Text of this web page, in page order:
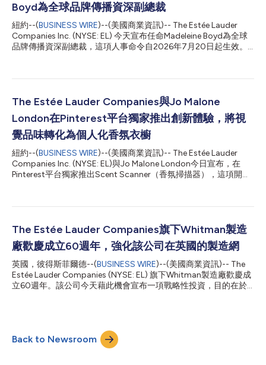
Boyd為全球品牌傳播資深副總裁
紐約--(BUSINESS WIRE)--(美國商業資訊)-- The Estée Lauder
Companies Inc. (NYSE: EL) 今天宣布任命Madeleine Boyd為全球
品牌傳播資深副總裁，這項人事命令自2026年7月20日起生效。
合的全球品牌傳播團隊。她將確保該公司多元化的品牌組合遵循統
事，贏得媒體關注並建立文化相關性和品牌魅力。此外，她也將加
強與創作者的互動，讓該公司的品牌站在塑造文化的前線，成為萬
眾矚目的焦點。 Boyd女士積累美容、奢侈品及生活風格相關的豐
富經驗，能力橫跨品牌策略、傳播、消費者互動及文化洞察。在接
受這項任命之前，她擔任Together Group的全球美容與健康業務
資深副總裁，統領該集團旗下15家一流代理商與顧問公司的美容與
健康業務，主導戰略制定、業務成長及市場定位。 在加入
Together Group之前，Boyd女士有將近七年的時間任職於引領業
The Estée Lauder Companies與Jo Malone
London在Pinterest平台獨家推出創新體驗，將視
覺品味轉化為個人化香氛衣櫥
紐約--(BUSINESS WIRE)--(美國商業資訊)-- The Estée Lauder
Companies Inc. (NYSE: EL)與Jo Malone London今日宣布，在
Pinterest平台獨家推出Scent Scanner（香氛掃描器），這項開創
London香氛推薦。 在2025年推出的Jo Malone London AI Scent
者尋找個人化的香氛提供了一種全新方式，將尋香的起點從文字描
述轉為視覺影像。如果說AI Scent Advisor是邀請消費者用語言描
述他們正在尋找的香氣，那麼Scent Scanner則是透過解讀視覺靈
感——包括影像、色調、質感、旅行場景、儀式感和美學風格
——來推薦最適合每個人的香氛。 這款專為Pinterest客製化的體
驗透過個人化的數位旅程，將Jo Malone London在香氛探索方面
的專業優勢生動呈現。在獲得使...
The Estée Lauder Companies旗下Whitman製造
廠歡慶成立60週年，強化該公司在英國的製造網
英國，彼得斯菲爾德--(BUSINESS WIRE)--(美國商業資訊)-- The
Estée Lauder Companies (NYSE: EL) 旗下Whitman製造廠歡慶成
立60週年。該公司今天藉此機會宣布一項戰略性投資，目的在於
施，負責生產Jo Malone London、Estée Lauder、Clinique和La
Mer等品牌的護膚及香水產品。該廠目前每年生產逾9000萬件產
品，銷往英國、歐洲及全球其他特定市場。 「Whitman廠在過去
Back to Newsroom